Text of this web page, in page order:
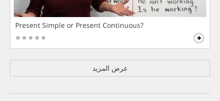
Present Simple or Present Continuous?
عرض المزيد